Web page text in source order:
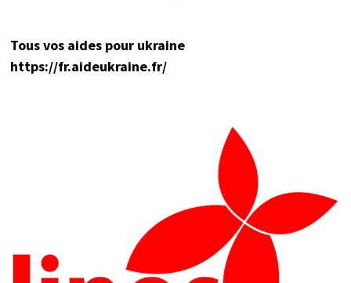
Tous vos aides pour ukraine
https://fr.aideukraine.fr/